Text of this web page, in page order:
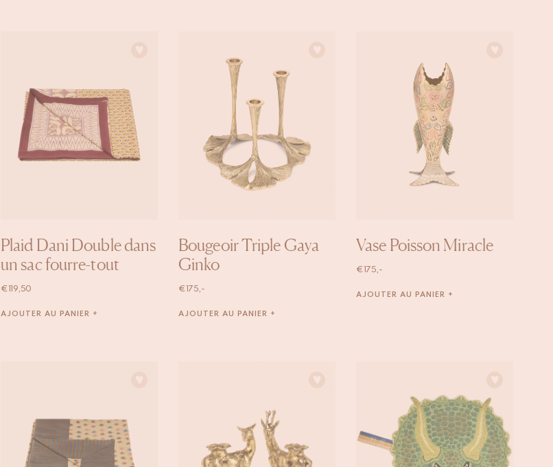
Plaid Dani Double dans
un sac fourre-tout
€ 119,50
AJOUTER AU PANIER +
Bougeoir Triple Gaya
Ginko
€ 175,-
AJOUTER AU PANIER +
Vase Poisson Miracle
€ 175,-
AJOUTER AU PANIER +